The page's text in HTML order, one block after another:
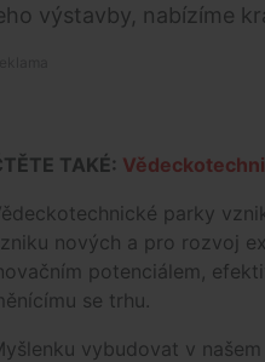
výstavby, nabízíme
TAKÉ:
parky
nových a pro rozvoj
potenciálem,
se trhu.
vybudovat v